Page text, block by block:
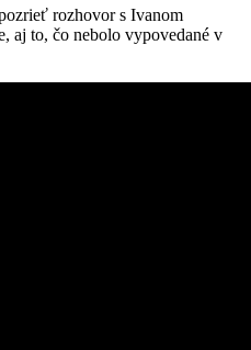
rozhovor s Ivanom
aj to, čo nebolo vypovedané v